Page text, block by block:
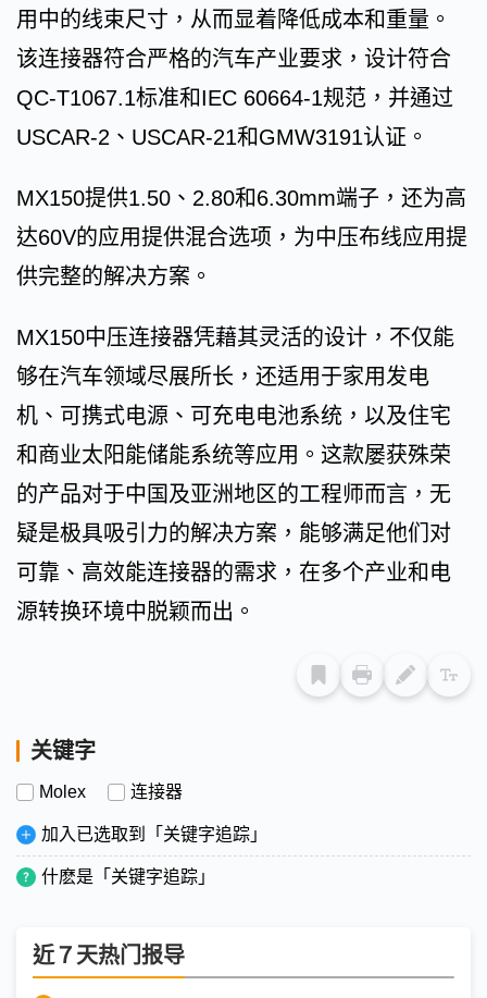
用中的线束尺寸，从而显着降低成本和重量。
该连接器符合严格的汽车产业要求，设计符合
QC-T1067.1标准和IEC 60664-1规范，并通过
USCAR-2、USCAR-21和GMW3191认证。
MX150提供1.50、2.80和6.30mm端子，还为高
达60V的应用提供混合选项，为中压布线应用提
供完整的解决方案。
MX150中压连接器凭藉其灵活的设计，不仅能
够在汽车领域尽展所长，还适用于家用发电
机、可携式电源、可充电电池系统，以及住宅
和商业太阳能储能系统等应用。这款屡获殊荣
的产品对于中国及亚洲地区的工程师而言，无
疑是极具吸引力的解决方案，能够满足他们对
可靠、高效能连接器的需求，在多个产业和电
源转换环境中脱颖而出。
关键字
Molex 连接器
加入已选取到「关键字追踪」
什麽是「关键字追踪」
近７天热门报导